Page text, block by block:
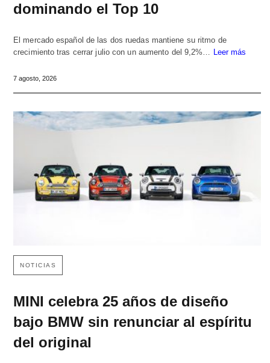
dominando el Top 10
El mercado español de las dos ruedas mantiene su ritmo de
crecimiento tras cerrar julio con un aumento del 9,2%… Leer más
7 agosto, 2026
NOTICIAS
MINI celebra 25 años de diseño
bajo BMW sin renunciar al espíritu
del original